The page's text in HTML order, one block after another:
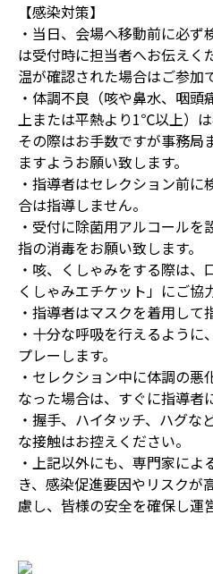
【感染対策】
・当日、会場へ移動前に必ず
は受付時に担当者へお伝えく
温が確認された場合はご参加
・体調不良（咳や鼻水、咽
上または平熱より1℃以上）は
その際はお手数ですが事務局
ますようお願い致します。
・指導者はセレクション前
合は指導しません。
・受付に除菌用アルコール
指の消毒をお願い致します。
・咳、くしゃみをする際は、
くしゃみエチケット」にご協
・指導者はマスクを着用して
・十分な呼吸を行えるよう
プレーします。
・セレクション中に体調の悪
なった場合は、すぐに指導者
・握手、ハイタッチ、ハグな
な接触はお控えください。
・上記以外にも、専門家に
き、感染促進要因やリスクが
慮し、皆様の安全を確保し運